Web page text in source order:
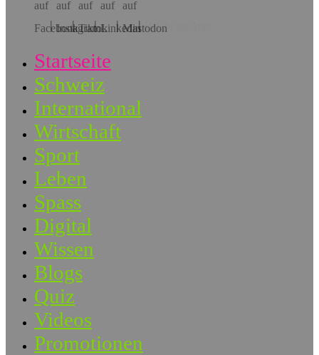
Hol dir die App!
Startseite
Schweiz
International
Wirtschaft
Sport
Leben
Spass
Digital
Wissen
Blogs
Quiz
Videos
Promotionen